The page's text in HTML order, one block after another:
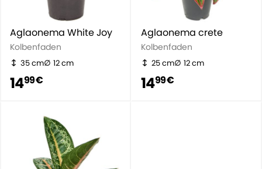
Aglaonema White Joy
Kolbenfaden
35 cm 12 cm
1499 €
Aglaonema crete
Kolbenfaden
25 cm 12 cm
1499 €